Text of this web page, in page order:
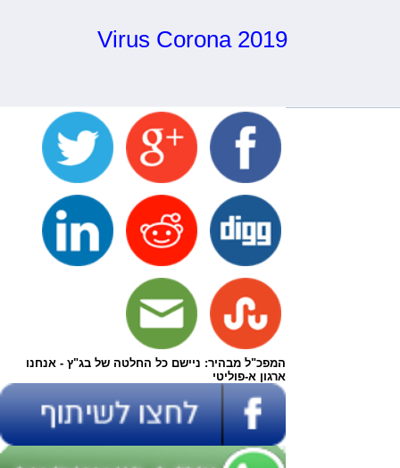
Virus Corona 2019
המפכ"ל מבהיר: ניישם כל החלטה של בג"ץ - אנחנו
ארגון א-פוליטי